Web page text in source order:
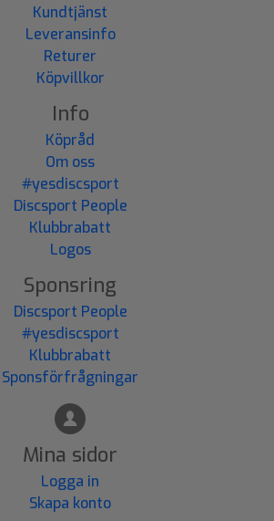
Kundtjänst
Leveransinfo
Returer
Köpvillkor
Info
Köpråd
Om oss
#yesdiscsport
Discsport People
Klubbrabatt
Logos
Sponsring
Discsport People
#yesdiscsport
Klubbrabatt
Sponsförfrågningar
Mina sidor
Logga in
Skapa konto